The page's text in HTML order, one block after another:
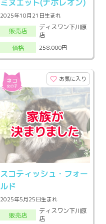
ミヌエット(ナポレオン)
2025年10月21日生まれ
販売店
ディスワン下川原
店
価格
258,000円
お気に入り
スコティッシュ・フォー
ルド
2025年5月25日生まれ
販売店
ディスワン下川原
店